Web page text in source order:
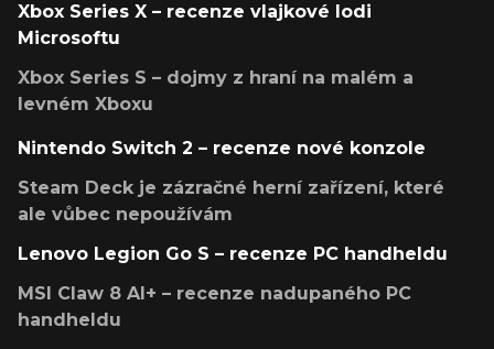
Xbox Series X – recenze vlajkové lodi
Microsoftu
Xbox Series S – dojmy z hraní na malém a
levném Xboxu
Nintendo Switch 2 – recenze nové konzole
Steam Deck je zázračné herní zařízení, které
ale vůbec nepoužívám
Lenovo Legion Go S – recenze PC handheldu
MSI Claw 8 AI+ – recenze nadupaného PC
handheldu